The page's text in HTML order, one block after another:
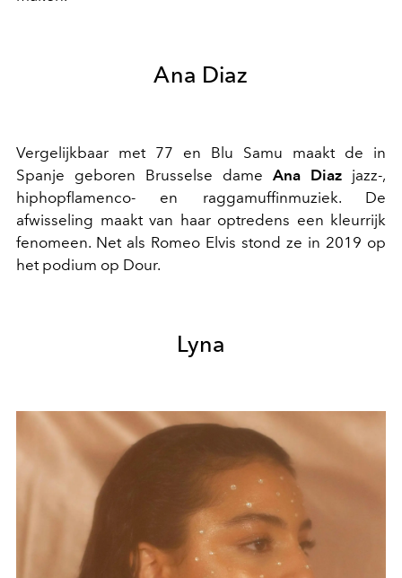
Ana Diaz
Vergelijkbaar met 77 en Blu Samu maakt de in
Spanje geboren Brusselse dame Ana Diaz jazz-,
hiphopflamenco- en raggamuffinmuziek. De
afwisseling maakt van haar optredens een kleurrijk
fenomeen. Net als Romeo Elvis stond ze in 2019 op
het podium op Dour.
Lyna